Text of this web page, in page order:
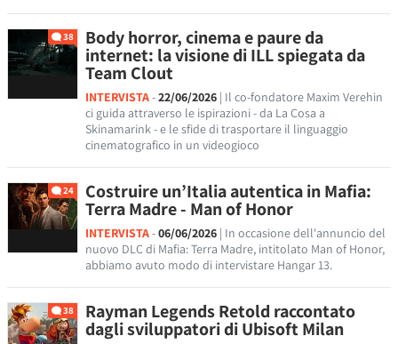
38 Body horror, cinema e paure da
internet: la visione di ILL spiegata da
Team Clout
INTERVISTA-22/06/2026 | Il co-fondatore Maxim Verehin
ci guida attraverso le ispirazioni - da La Cosa a
Skinamarink - e le sfide di trasportare il linguaggio
cinematografico in un videogioco
24 Costruire un’Italia autentica in Mafia:
Terra Madre - Man of Honor
INTERVISTA-06/06/2026 | In occasione dell'annuncio del
nuovo DLC di Mafia: Terra Madre, intitolato Man of Honor,
abbiamo avuto modo di intervistare Hangar 13.
38 Rayman Legends Retold raccontato
dagli sviluppatori di Ubisoft Milan